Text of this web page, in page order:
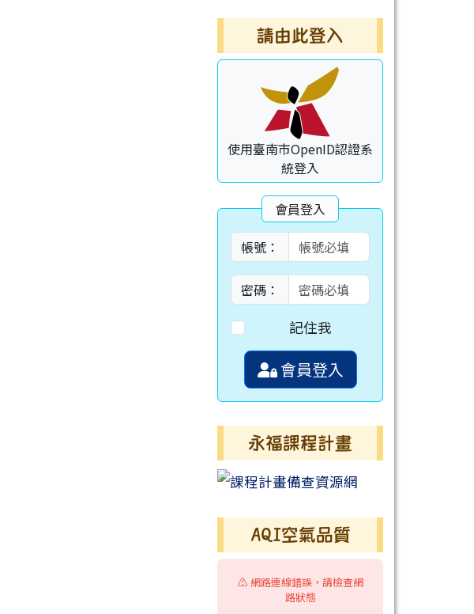
請由此登入
使用臺南市OpenID認證系
統登入
會員登入
帳號：
密碼：
記住我
會員登入
永福課程計畫
AQI空氣品質
⚠️ 網路連線錯誤，請檢查網
路狀態